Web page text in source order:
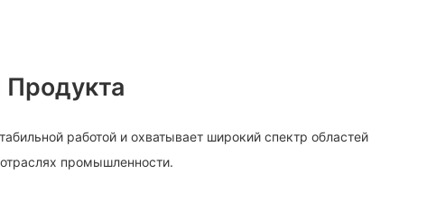
работой и охватывает широкий спектр областей
промышленности.